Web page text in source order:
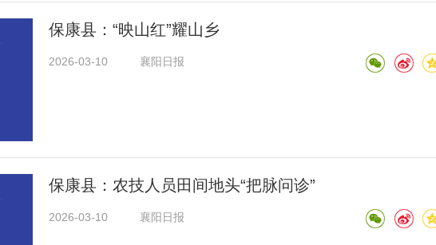
保康县：“映山红”耀山乡
2026-03-10 襄阳日报
保康县：农技人员田间地头“把脉问诊”
2026-03-10 襄阳日报